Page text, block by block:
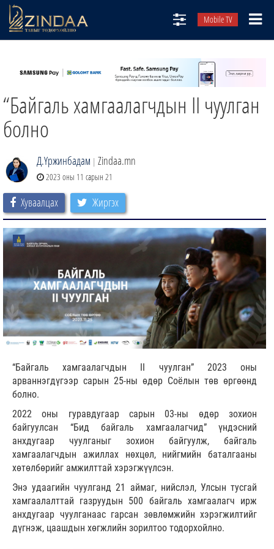
Mobile TV
ТВ8
ӨГЛӨӨНИЙ СОНИН
“Байгаль хамгаалагчдын II чуулган
болно
Д.Үржинбадам | Zindaa.mn
2023 оны 11 сарын 21
Хуваалцах Жиргэх
“Байгаль хамгаалагчдын II чуулган” 2023 оны
арваннэгдүгээр сарын 25-ны өдөр Соёлын төв өргөөнд
болно.
2022 оны гуравдугаар сарын 03-ны өдөр зохион
байгуулсан “Бид байгаль хамгаалагчид” үндэсний
анхдугаар чуулганыг зохион байгуулж, байгаль
хамгаалагчдын ажиллах нөхцөл, нийгмийн баталгааны
хөтөлбөрийг амжилттай хэрэгжүүлсэн.
Энэ удаагийн чуулганд 21 аймаг, нийслэл, Улсын тусгай
хамгаалалттай газруудын 500 байгаль хамгаалагч ирж
анхдугаар чуулганаас гарсан зөвлөмжийн хэрэгжилтийг
дүгнэж, цаашдын хөгжлийн зорилтоо тодорхойлно.